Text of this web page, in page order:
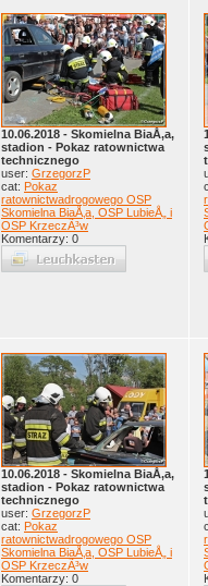
10.06.2018 - Skomielna BiaÅ‚a,
stadion - Pokaz ratownictwa
technicznego
user: GrzegorzP
cat: Pokaz
ratownictwadrogowego OSP
Skomielna BiaÅ‚a, OSP LubieÅ„ i
OSP KrzeczÃ³w
Komentarzy: 0
10.06.2018 - Skomielna BiaÅ‚a,
stadion - Pokaz ratownictwa
technicznego
user: GrzegorzP
cat: Pokaz
ratownictwadrogowego OSP
Skomielna BiaÅ‚a, OSP LubieÅ„ i
OSP KrzeczÃ³w
Komentarzy: 0